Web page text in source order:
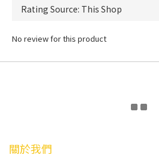
No review for this product
關於我們